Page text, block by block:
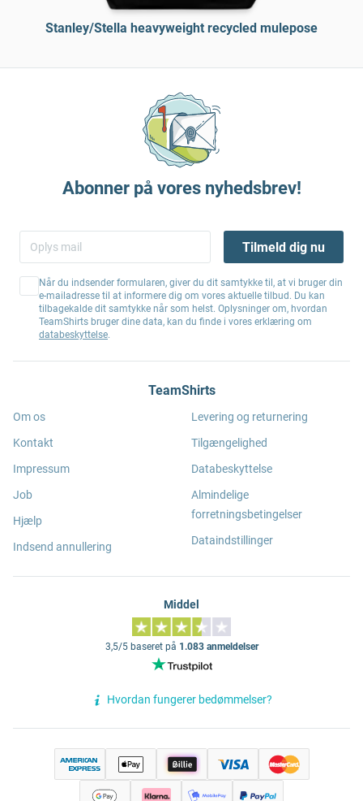
Stanley/Stella heavyweight recycled mulepose
Abonner på vores nyhedsbrev!
Tilmeld dig nu
Når du indsender formularen, giver du dit samtykke til, at vi bruger din
e-mailadresse til at informere dig om vores aktuelle tilbud. Du kan
tilbagekalde dit samtykke når som helst. Oplysninger om, hvordan
TeamShirts bruger dine data, kan du finde i vores erklæring om
databeskyttelse.
TeamShirts
Om os
Kontakt
Impressum
Job
Hjælp
Indsend annullering
Levering og returnering
Tilgængelighed
Databeskyttelse
Almindelige
forretningsbetingelser
Dataindstillinger
Middel
3,5/5 baseret på 1.083 anmeldelser
Hvordan fungerer bedømmelser?